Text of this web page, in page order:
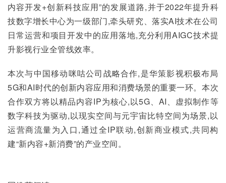
内容开发+创新科技应用”的发展道路,并于2022年提升科
技数字增长中心为一级部门,牵头研究、落实AI技术在公司
日常运营和项目开发中的应用落地,充分利用AIGC技术提
升影视行业全管线效率。
本次与中国移动咪咕公司战略合作,是华策影视积极布局
5G和AI时代的创新内容应用和消费场景的重要一环。本次
合作双方将以精品内容IP为核心,以5G、AI、虚拟制作等
数字科技为驱动,以现实空间与元宇宙比特空间为场景,以
运营商流量为入口,通过全IP联动,创新商业模式,共同构
建“新内容+新消费”的产业空间。